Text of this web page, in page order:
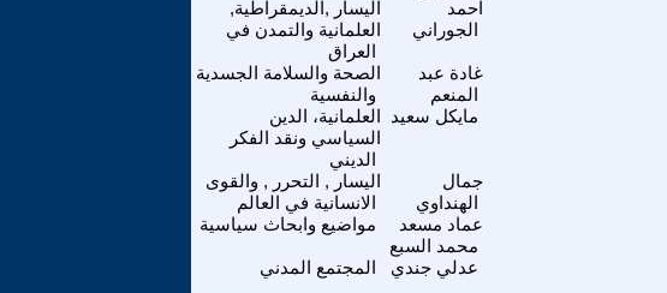
اليسار ,الديمقراطية,
العلمانية والتمدن في
العراق
احمد
الجوراني
الصحة والسلامة الجسدية
والنفسية
غادة عبد
المنعم
العلمانية، الدين
السياسي ونقد الفكر
الديني
مايكل سعيد
اليسار , التحرر , والقوى
الانسانية في العالم
جمال
الهنداوي
مواضيع وابحاث سياسية
عماد مسعد
محمد السبع
المجتمع المدني عدلي جندي